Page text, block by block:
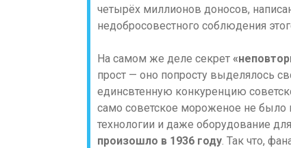
четырёх миллионов доносов,
недобросовестного соблюдения
На самом же деле секрет
прост — оно попросту выделялось
единсвтенную конкуренцию
само советское мороженое не было
технологии и даже оборудование
произошло в 1936 году. Так что,